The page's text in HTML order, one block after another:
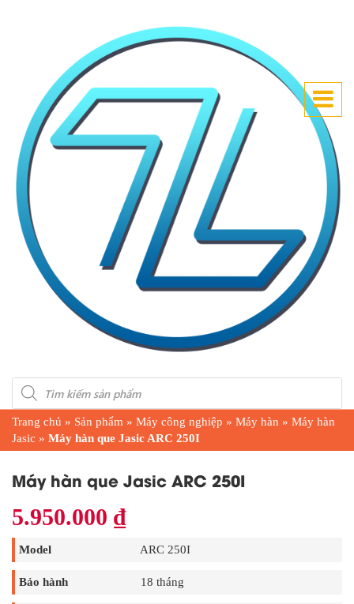
Products
search
Trang chủ » Sản phẩm » Máy công nghiệp » Máy hàn » Máy hàn
Jasic » Máy hàn que Jasic ARC 250I
Máy hàn que Jasic ARC 250I
5.950.000 ₫
Model ARC 250I
Bảo hành 18 tháng